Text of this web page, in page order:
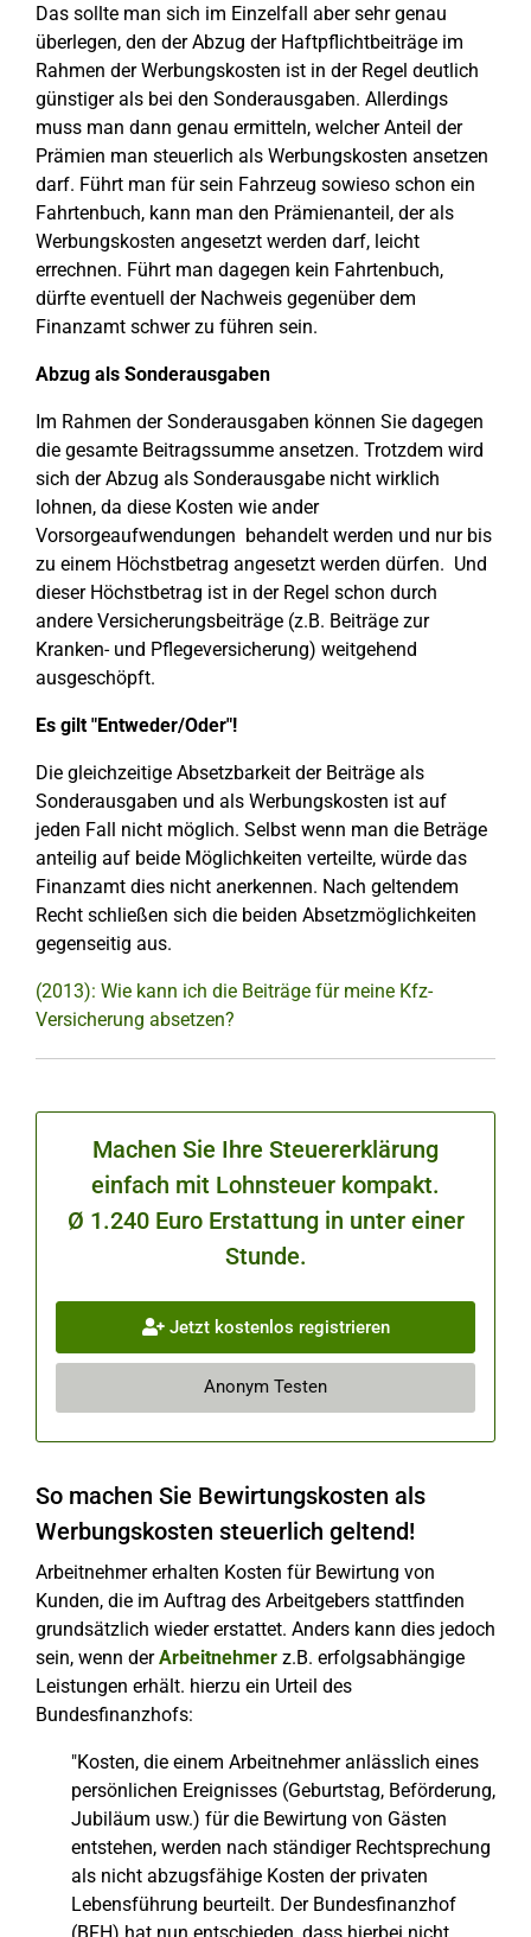
Das sollte man sich im Einzelfall aber sehr genau
überlegen, den der Abzug der Haftpflichtbeiträge im
Rahmen der Werbungskosten ist in der Regel deutlich
günstiger als bei den Sonderausgaben. Allerdings
muss man dann genau ermitteln, welcher Anteil der
Prämien man steuerlich als Werbungskosten ansetzen
darf. Führt man für sein Fahrzeug sowieso schon ein
Fahrtenbuch, kann man den Prämienanteil, der als
Werbungskosten angesetzt werden darf, leicht
errechnen. Führt man dagegen kein Fahrtenbuch,
dürfte eventuell der Nachweis gegenüber dem
Finanzamt schwer zu führen sein.
Abzug als Sonderausgaben
Im Rahmen der Sonderausgaben können Sie dagegen
die gesamte Beitragssumme ansetzen. Trotzdem wird
sich der Abzug als Sonderausgabe nicht wirklich
lohnen, da diese Kosten wie ander
Vorsorgeaufwendungen behandelt werden und nur bis
zu einem Höchstbetrag angesetzt werden dürfen. Und
dieser Höchstbetrag ist in der Regel schon durch
andere Versicherungsbeiträge (z.B. Beiträge zur
Kranken- und Pflegeversicherung) weitgehend
ausgeschöpft.
Es gilt "Entweder/Oder"!
Die gleichzeitige Absetzbarkeit der Beiträge als
Sonderausgaben und als Werbungskosten ist auf
jeden Fall nicht möglich. Selbst wenn man die Beträge
anteilig auf beide Möglichkeiten verteilte, würde das
Finanzamt dies nicht anerkennen. Nach geltendem
Recht schließen sich die beiden Absetzmöglichkeiten
gegenseitig aus.
(2013): Wie kann ich die Beiträge für meine Kfz-
Versicherung absetzen?
Machen Sie Ihre Steuererklärung
einfach mit Lohnsteuer kompakt.
Ø 1.240 Euro Erstattung in unter einer
Stunde.
Jetzt kostenlos registrieren
Anonym Testen
So machen Sie Bewirtungskosten als
Werbungskosten steuerlich geltend!
Arbeitnehmer erhalten Kosten für Bewirtung von
Kunden, die im Auftrag des Arbeitgebers stattfinden
grundsätzlich wieder erstattet. Anders kann dies jedoch
sein, wenn derArbeitnehmer z.B. erfolgsabhängige
Leistungen erhält. hierzu ein Urteil des
Bundesfinanzhofs:
"Kosten, die einem Arbeitnehmer anlässlich eines
persönlichen Ereignisses (Geburtstag, Beförderung,
Jubiläum usw.) für die Bewirtung von Gästen
entstehen, werden nach ständiger Rechtsprechung
als nicht abzugsfähige Kosten der privaten
Lebensführung beurteilt. Der Bundesfinanzhof